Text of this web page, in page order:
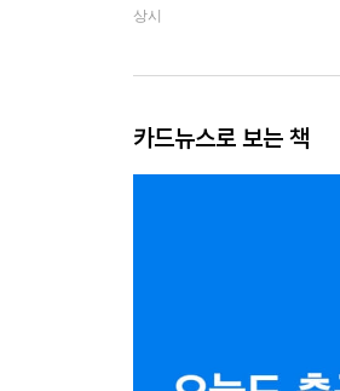
상시
카드뉴스로 보는 책